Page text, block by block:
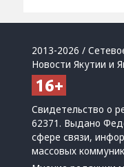
2013-2026 /
Новости Якутии и
Свидетельство о
62371. Выдано
сфере связи,
массовых